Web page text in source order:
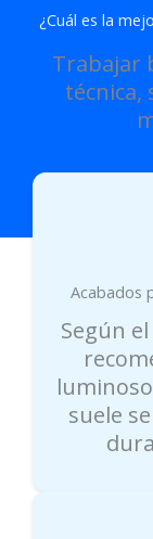
¿Cuál es la
Trabajar
técnica,
Acabados
Según
suele